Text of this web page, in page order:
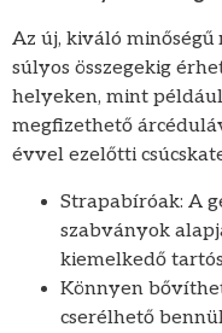
Az új, kiváló
súlyos összegekig
helyeken, mint
megfizethető
évvel ezelőtti
Strapabíróak: A
szabványok
kiemelkedő
Könnyen
cserélhető